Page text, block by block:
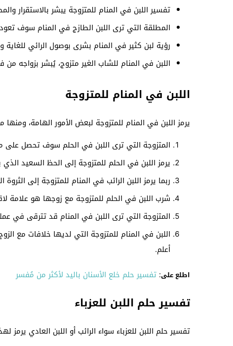
تفسير اللبن في المنام للمتزوجة يبشر بالاستقرار
المطلقة التي ترى اللبن الطازج في المنام سوف
رؤية لبن كثير في المنام بشرى بوصول الرائي
اللبن في المنام للشاب الغير متزوج، يُبشر
اللبن في المنام للمتزوجة
يرمز اللبن في المنام للمتزوجة لبعض الأمور الهامة، ومنها
المتزوجة التي ترى اللبن في الحلم سوف تحصل
يرمز اللبن في الحلم للمتزوجة إلى الحظ السعيد
ربما يرمز اللبن الرائب في المنام للمتزوجة إلى
شرب اللبن في الحلم للمتزوجة مع زوجها هو علامة
المتزوجة التي ترى اللبن في المنام قد تترقى
اللبن في المنام للمتزوجة التي لديها خلافات مع
أعلم.
اطلع على: تفسير حلم خلع الأسنان باليد لأكثر من مُفسر
تفسير حلم اللبن للعزباء
تفسير حلم اللبن للعزباء سواء الرائب أو اللبن العادي يرمز